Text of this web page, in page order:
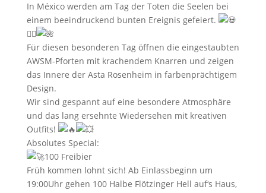
In México werden am Tag der Toten die Seelen bei
einem beeindruckend bunten Ereignis gefeiert.
❤️‍🔥
Für diesen besonderen Tag öffnen die eingestaubten
AWSM-Pforten mit krachendem Knarren und zeigen
das Innere der Asta Rosenheim in farbenprächtigem
Design.
Wir sind gespannt auf eine besondere Atmosphäre
und das lang ersehnte Wiedersehen mit kreativen
Outfits!
Absolutes Special:
100 Freibier
Früh kommen lohnt sich! Ab Einlassbeginn um
19:00Uhr gehen 100 Halbe Flötzinger Hell auf‘s Haus,